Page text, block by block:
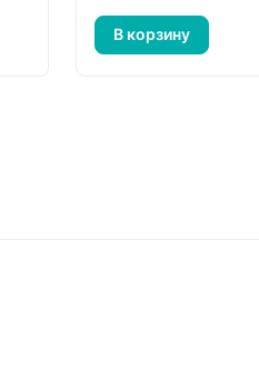
В корзину